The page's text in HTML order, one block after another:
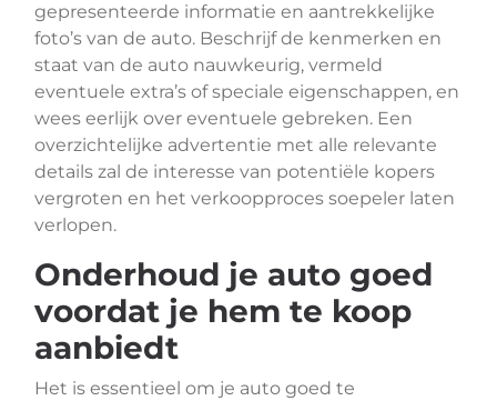
gepresenteerde informatie en aantrekkelijke
foto’s van de auto. Beschrijf de kenmerken en
staat van de auto nauwkeurig, vermeld
eventuele extra’s of speciale eigenschappen, en
wees eerlijk over eventuele gebreken. Een
overzichtelijke advertentie met alle relevante
details zal de interesse van potentiële kopers
vergroten en het verkoopproces soepeler laten
verlopen.
Onderhoud je auto goed
voordat je hem te koop
aanbiedt
Het is essentieel om je auto goed te